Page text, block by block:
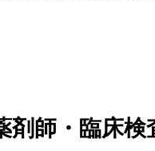
剤師・臨床検